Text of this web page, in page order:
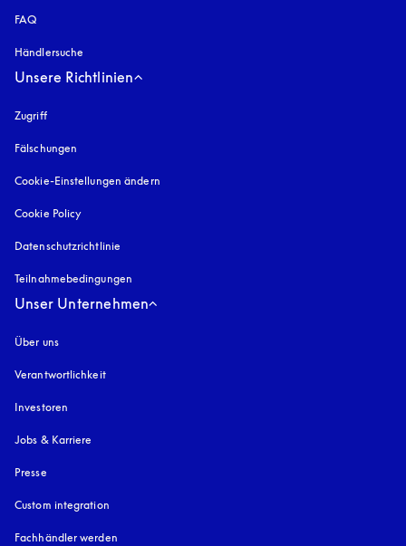
FAQ
Händlersuche
Unsere Richtlinien
Zugrifföffnet sich in einem neuen Tab
Fälschungen
Cookie-Einstellungen ändern
Cookie Policy
Datenschutzrichtlinie
Teilnahmebedingungen
Unser Unternehmen
Über uns
Verantwortlichkeit
Investoren
Jobs & Karriere
Presse
Custom integration
Fachhändler werden